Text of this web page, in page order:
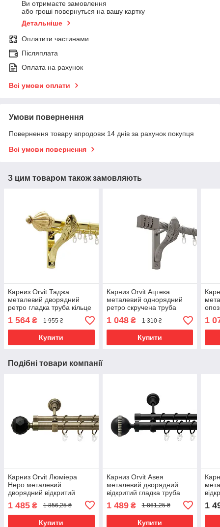
Ви отримаєте замовлення
або гроші повернуться на вашу картку
Детальніше
Оплатити частинами
Післяплата
Оплата на рахунок
Всі умови оплати
Умови повернення
Повернення товару впродовж 14 днів за рахунок покупця
Всі умови повернення
З цим товаром також замовляють
Карниз Orvit Таджа
металевий дворядний
ретро гладка труба кільце
мм 200 см (00-00021728)
1 564 ₴ 1 955 ₴
Купити
Карниз Orvit Ацтека
металевий однорядний
ретро скручена труба
кільце металеве Сатин 25
мм 200 см (00-00011368)
1 048₴ 1 310 ₴
Купити
160
1
Подібні товари компанії
Карниз Orvit Люміера
Неро металевий
дворядний відкритий
металеве Антик 25\16 мм
300 см (00-00024367)
1 485 ₴ 1 856,25 ₴
Купити
Карниз Orvit Авея
металевий дворядний
відкритий гладка труба
кільце металеве Чорний
Оксамит 25\19 мм 300 см
(00-00024535)
1 489₴ 1 861,25 ₴
Купити
1